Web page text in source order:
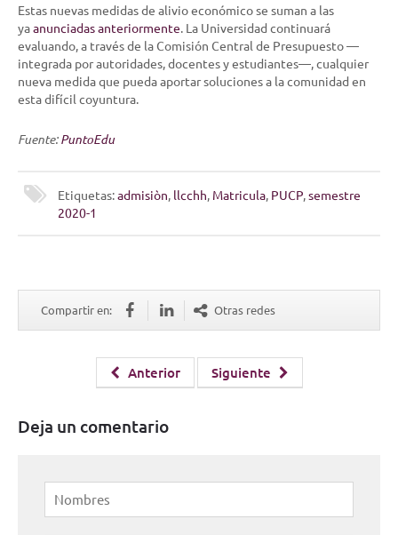
Estas nuevas medidas de alivio económico se suman a las
yaanunciadas anteriormente. La Universidad continuará
evaluando, a través de la Comisión Central de Presupuesto —
integrada por autoridades, docentes y estudiantes—, cualquier
nueva medida que pueda aportar soluciones a la comunidad en
esta difícil coyuntura.
Fuente:PuntoEdu
Etiquetas:admisiòn, llcchh, Matricula, PUCP,semestre
2020-1
Compartir en: Otras redes
Anterior Siguiente
Deja un comentario